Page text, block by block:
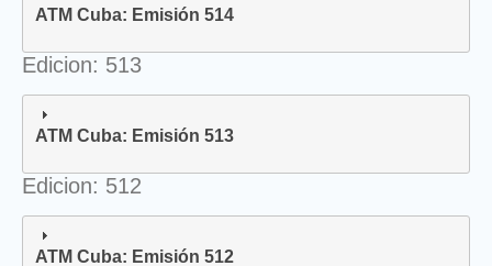
ATM Cuba: Emisión 514
Edicion: 513
ATM Cuba: Emisión 513
Edicion: 512
ATM Cuba: Emisión 512